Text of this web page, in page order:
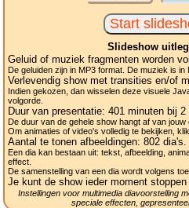
Slideshow
Geluid of muziek fragmenten worden
De geluiden zijn in MP3 format. De muziek is in
Verlevendig show met transities en/of
Indien gekozen, dan wisselen deze visuele
volgorde.
Duur van presentatie: 401 minuten bij 2
De duur van de gehele show hangt af van jouw
Om animaties of video's volledig te bekijken,
Aantal te tonen afbeeldingen: 802dia's.
Een dia kan bestaan uit: tekst, afbeelding,
effect.
De samenstelling van een dia wordt volgens
Je kunt de show ieder moment stoppen
Instellingen voor multimedia diavoorstelling
speciale effecten,